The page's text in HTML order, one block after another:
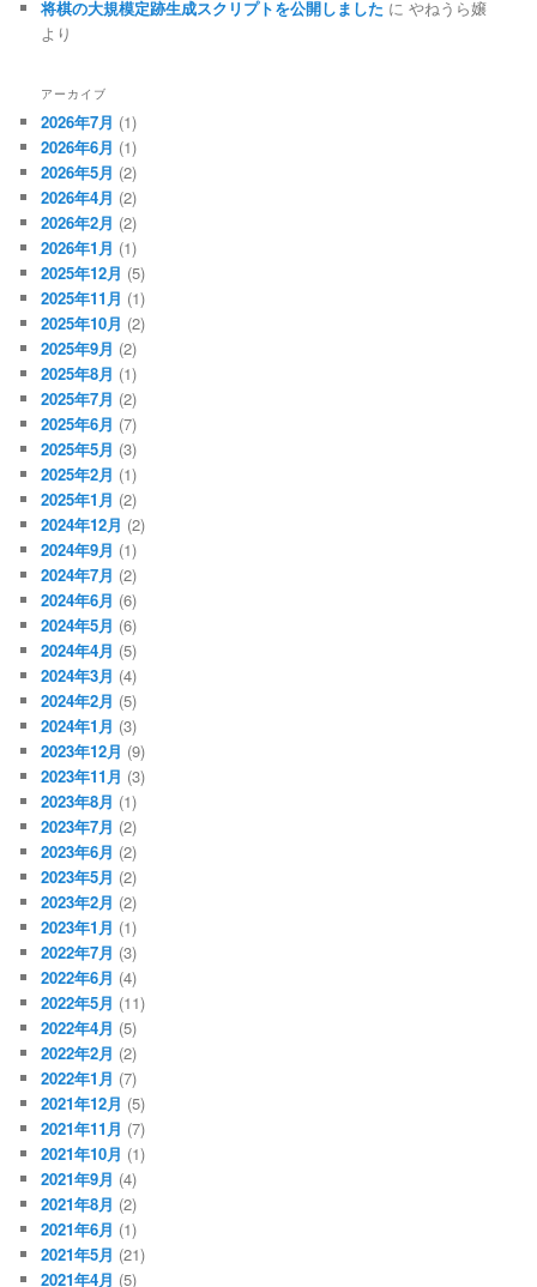
将棋の大規模定跡生成スクリプトを公開しました にやねうら嬢
より
アーカイブ
2026年7月 (1)
2026年6月 (1)
2026年5月 (2)
2026年4月 (2)
2026年2月 (2)
2026年1月 (1)
2025年12月 (5)
2025年11月 (1)
2025年10月 (2)
2025年9月 (2)
2025年8月 (1)
2025年7月 (2)
2025年6月 (7)
2025年5月 (3)
2025年2月 (1)
2025年1月 (2)
2024年12月 (2)
2024年9月 (1)
2024年7月 (2)
2024年6月 (6)
2024年5月 (6)
2024年4月 (5)
2024年3月 (4)
2024年2月 (5)
2024年1月 (3)
2023年12月 (9)
2023年11月 (3)
2023年8月 (1)
2023年7月 (2)
2023年6月 (2)
2023年5月 (2)
2023年2月 (2)
2023年1月 (1)
2022年7月 (3)
2022年6月 (4)
2022年5月 (11)
2022年4月 (5)
2022年2月 (2)
2022年1月 (7)
2021年12月 (5)
2021年11月 (7)
2021年10月 (1)
2021年9月 (4)
2021年8月 (2)
2021年6月 (1)
2021年5月 (21)
2021年4月 (5)